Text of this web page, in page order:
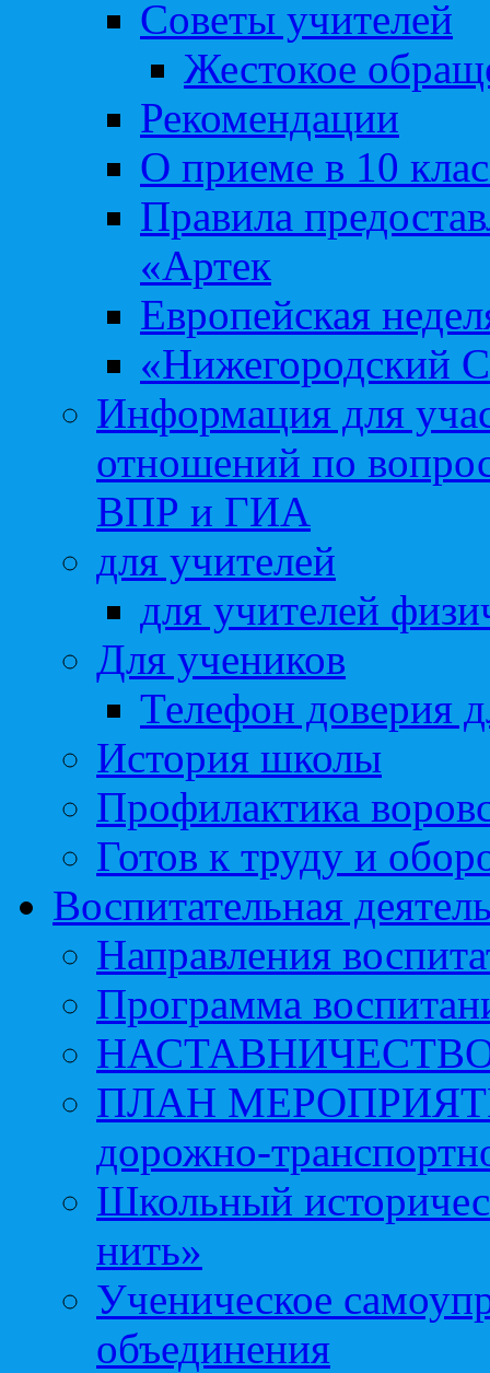
Советы учителей
Жестокое
Рекомендации
О приеме в 10
Правила
«Артек
Европейская
«Нижегородский
Информация для
отношений по
ВПР и ГИА
для учителей
для учителей
Для учеников
Телефон доверия
История школы
Профилактика
Готов к труду и
Воспитательная
Направления
Программа
ПЛАН МЕРОПРИЯТИЙ
дорожно-
Школьный
нить»
Ученическое
объединения